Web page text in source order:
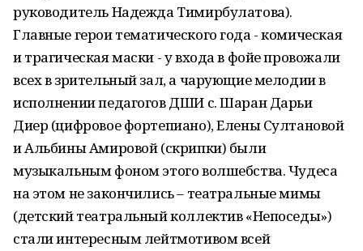
руководитель Надежда Тимирбулатова).
Главные герои тематического года - комическая
и трагическая маски - у входа в фойе провожали
всех в зрительный зал, а чарующие мелодии в
исполнении педагогов ДШИ с. Шаран Дарьи
Диер (цифровое фортепиано), Елены Султановой
и Альбины Амировой (скрипки) были
музыкальным фоном этого волшебства. Чудеса
на этом не закончились – театральные мимы
(детский театральный коллектив «Непоседы»)
стали интересным лейтмотивом всей